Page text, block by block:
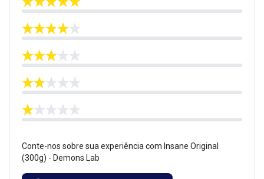
Conte-nos sobre sua experiência com Insane Original
(300g) - Demons Lab